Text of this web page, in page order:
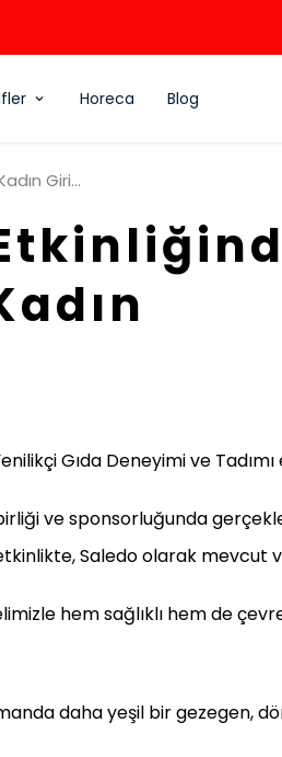
Un Karışımları
Horeca Blog
Saledo, Taste Forward Etkinliğinde: Sürdürülebilir Gıda ve Kadın Girişimciliği Buluşması
Gıda Deneyimi ve
ve sponsorluğunda
Saledo olarak mevcut
hem sağlıklı hem de
daha yeşil bir gezegen,